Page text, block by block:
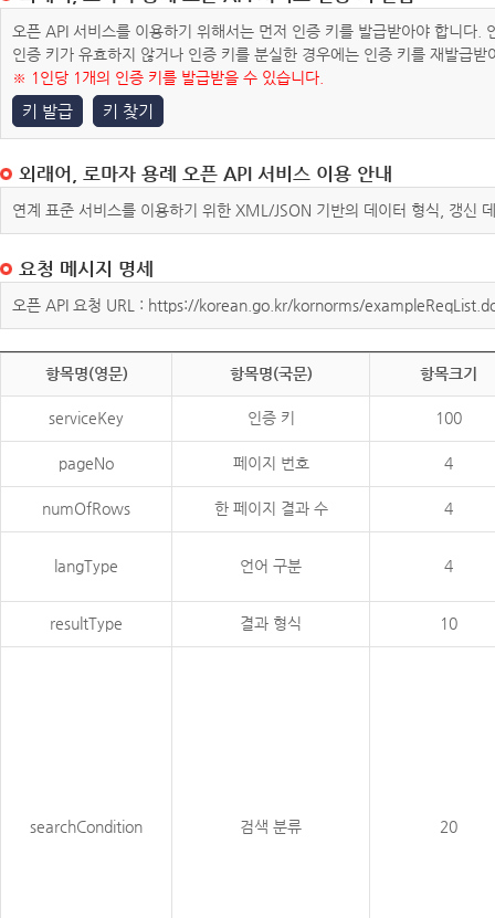
오픈 API 서비스를 이용하기 위해서는 먼저 인증 키를 발급받아야 합니다
인증 키가 유효하지 않거나 인증 키를 분실한 경우에는 인증 키를 재발급받
※ 1인당 1개의 인증 키를 발급받을 수 있습니다.
키 발급 키 찾기
외래어, 로마자 용례 오픈 API 서비스 이용 안내
연계 표준 서비스를 이용하기 위한 XML/JSON 기반의 데이터 형식, 갱신
요청 메시지 명세
오픈 API 요청 URL : https://korean.go.kr/kornorms/
항목명(영문) 항목명(국문) 항목크기
serviceKey 인증 키 100
pageNo 페이지 번호 4
numOfRows 한 페이지 결과 수 4
langType 언어 구분 4
resultType 결과 형식 10
searchCondition 검색 분류 20